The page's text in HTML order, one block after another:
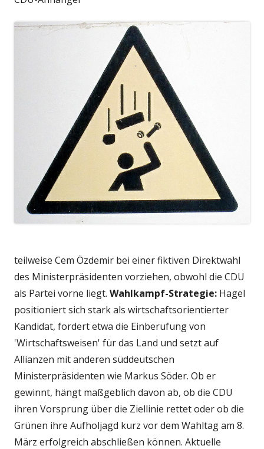
teilweise Cem Özdemir bei einer fiktiven Direktwahl
des Ministerpräsidenten vorziehen, obwohl die CDU
als Partei vorne liegt. Wahlkampf-Strategie: Hagel
positioniert sich stark als wirtschaftsorientierter
Kandidat, fordert etwa die Einberufung von
'Wirtschaftsweisen' für das Land und setzt auf
Allianzen mit anderen süddeutschen
Ministerpräsidenten wie Markus Söder. Ob er
gewinnt, hängt maßgeblich davon ab, ob die CDU
ihren Vorsprung über die Ziellinie rettet oder ob die
Grünen ihre Aufholjagd kurz vor dem Wahltag am 8.
März erfolgreich abschließen können. Aktuelle